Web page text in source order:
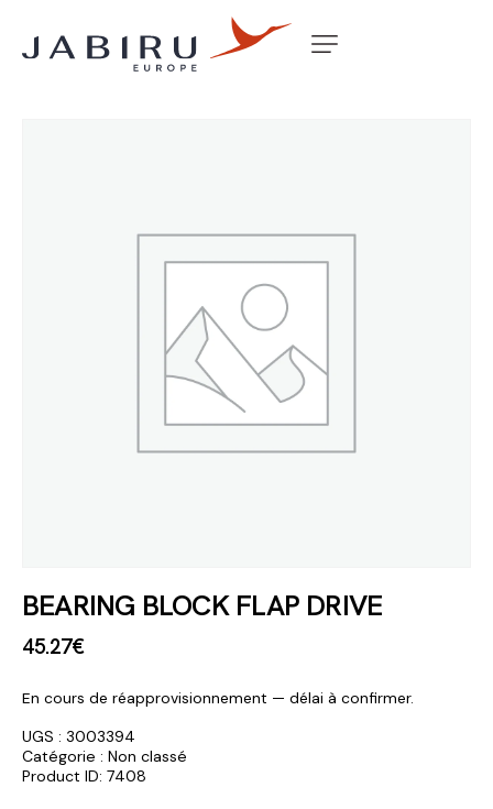
Accueil Non classé
BEARING BLOCK FLAP DRIVE
45.27€
En cours de réapprovisionnement — délai à confirmer.
UGS : 3003394
Catégorie : Non classé
Product ID: 7408